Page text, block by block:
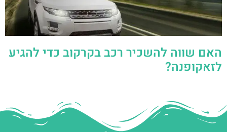
האם שווה להשכיר רכב בקרקוב כדי להגיע
לזאקופנה?